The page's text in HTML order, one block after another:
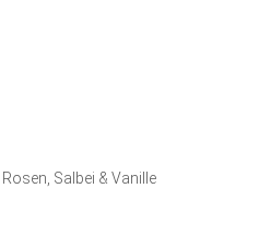
Salbei & Vanille